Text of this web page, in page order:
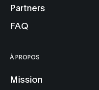
Partners
FAQ
À PROPOS
Mission